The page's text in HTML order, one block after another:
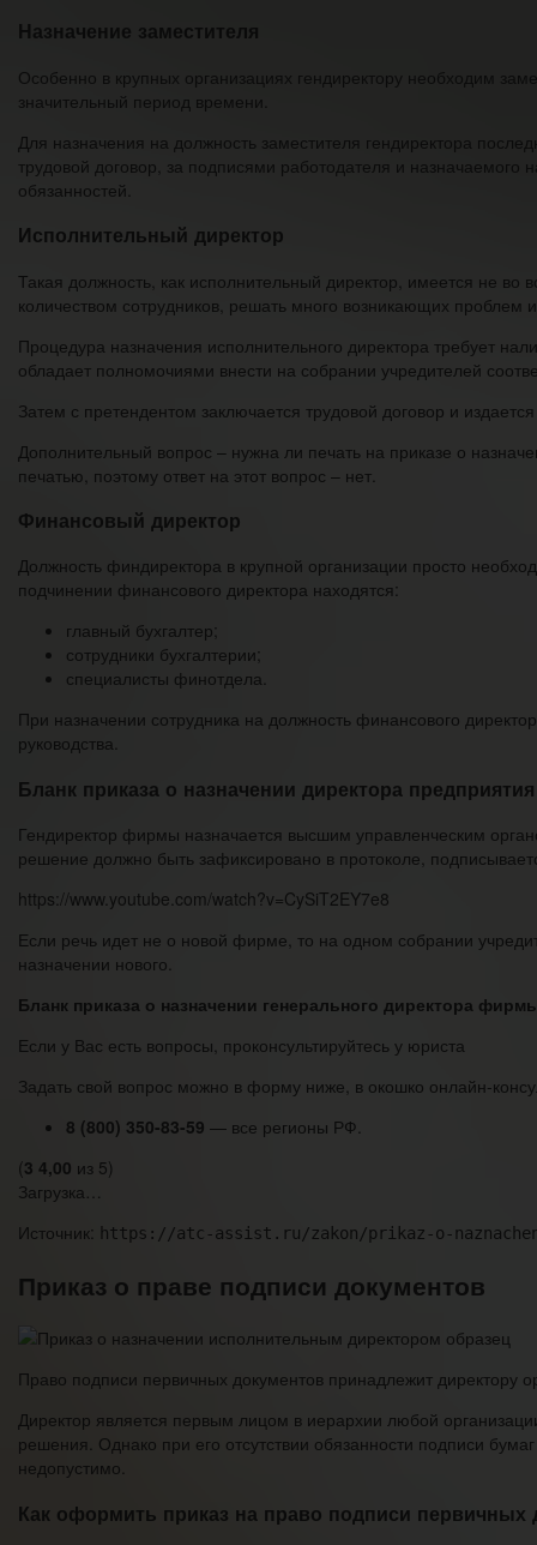
Назначение заместителя
Особенно в крупных организациях гендиректору необходим
значительный период времени.
Для назначения на должность заместителя гендиректора
трудовой договор, за подписями работодателя и назначаемого
обязанностей.
Исполнительный директор
Такая должность, как исполнительный директор, имеется не
количеством сотрудников, решать много возникающих проблем
Процедура назначения исполнительного директора требует
обладает полномочиями внести на собрании учредителей
Затем с претендентом заключается трудовой договор и
Дополнительный вопрос – нужна ли печать на приказе о
печатью, поэтому ответ на этот вопрос – нет.
Финансовый директор
Должность финдиректора в крупной организации просто
подчинении финансового директора находятся:
главный бухгалтер;
сотрудники бухгалтерии;
специалисты финотдела.
При назначении сотрудника на должность финансового
руководства.
Бланк приказа о назначении директора предприятия
Гендиректор фирмы назначается высшим управленческим
решение должно быть зафиксировано в протоколе,
https://www.youtube.com/watch?v=CySiT2EY7e8
Если речь идет не о новой фирме, то на одном собрании
назначении нового.
Бланк приказа о назначении генерального директора
Если у Вас есть вопросы, проконсультируйтесь у юриста
Задать свой вопрос можно в форму ниже, в окошко онлайн-
8 (800) 350-83-59 — все регионы РФ.
(3 4,00 из 5)
Загрузка…
Источник:
https://atc-assist.ru/zakon/prikaz-o-
Приказ о праве подписи документов
Право подписи первичных документов принадлежит
Директор является первым лицом в иерархии любой
решения. Однако при его отсутствии обязанности подписи
недопустимо.
Как оформить приказ на право подписи первичных